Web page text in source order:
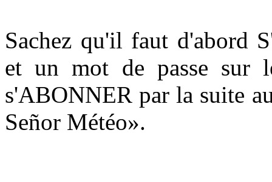
Sachez qu'il faut d'abord
et un mot de passe sur
s'ABONNER par la suite
Señor Météo».